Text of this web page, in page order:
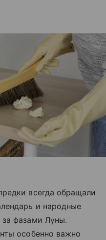
всегда обращали
и народные
фазами Луны.
особенно важно